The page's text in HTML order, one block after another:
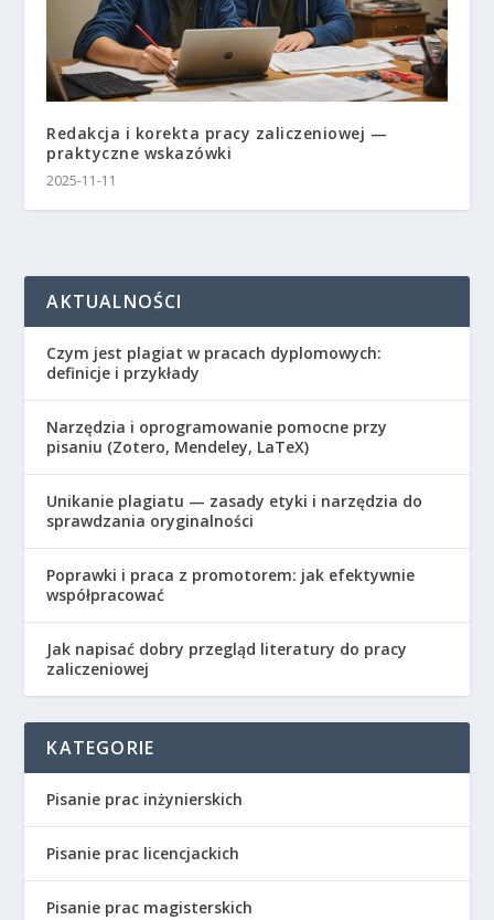
Redakcja i korekta pracy zaliczeniowej —
praktyczne wskazówki
2025-11-11
AKTUALNOŚCI
Czym jest plagiat w pracach dyplomowych:
definicje i przykłady
Narzędzia i oprogramowanie pomocne przy
pisaniu (Zotero, Mendeley, LaTeX)
Unikanie plagiatu — zasady etyki i narzędzia do
sprawdzania oryginalności
Poprawki i praca z promotorem: jak efektywnie
współpracować
Jak napisać dobry przegląd literatury do pracy
zaliczeniowej
KATEGORIE
Pisanie prac inżynierskich
Pisanie prac licencjackich
Pisanie prac magisterskich